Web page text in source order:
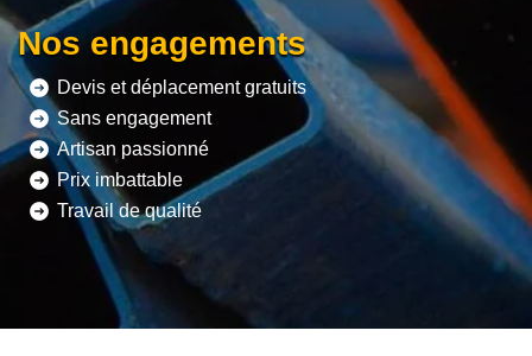
Nos engagements
Devis et déplacement gratuits
Sans engagement
Artisan passionné
Prix imbattable
Travail de qualité